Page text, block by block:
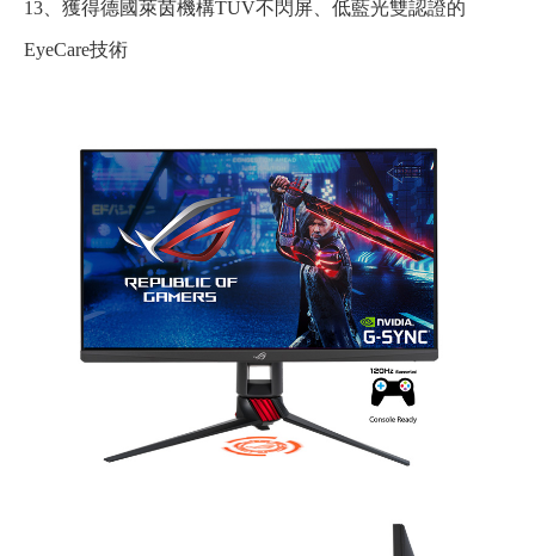
13、獲得德國萊茵機構TÜV不閃屏、低藍光雙認證的
EyeCare技術